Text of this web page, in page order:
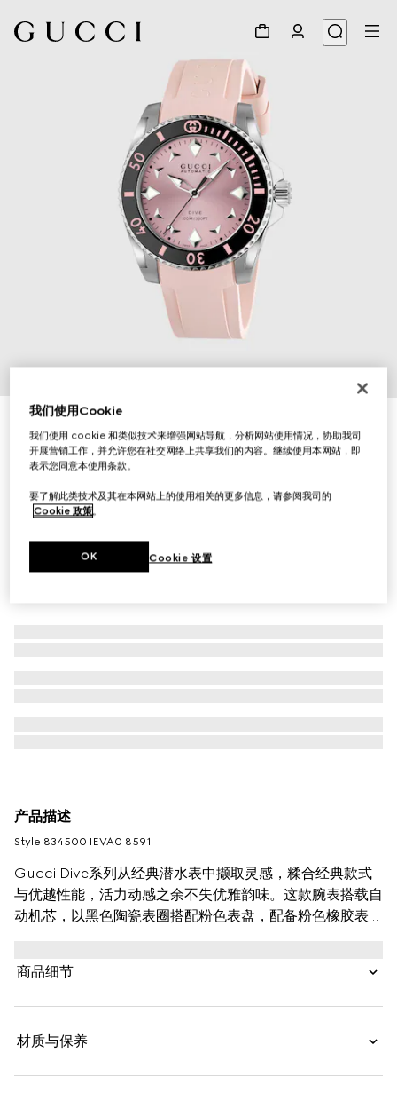
Gucci Dive腕表，36毫米
£1,750
产品描述
Style ‎834500 IEVA0 8591
Gucci Dive系列从经典潜水表中撷取灵感，糅合经典款式
与优越性能，活力动感之余不失优雅韵味。这款腕表搭载自
动机芯，以黑色陶瓷表圈搭配粉色表盘，配备粉色橡胶表
商品细节
材质与保养
我们使用Cookie
我们使用 cookie 和类似技术来增强网站导航，分析网站使用情况，协助我司
开展营销工作，并允许您在社交网络上共享我们的内容。继续使用本网站，即
表示您同意本使用条款。
要了解此类技术及其在本网站上的使用相关的更多信息，请参阅我司的
Cookie 政策。
Cookie 设置
OK